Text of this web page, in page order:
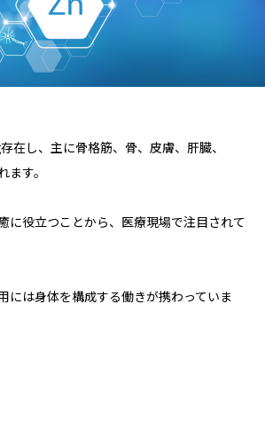
在し、主に骨格筋、骨、皮膚、肝臓、
ます。
に役立つことから、医療現場で注目されて
には身体を構成する働きが携わっていま